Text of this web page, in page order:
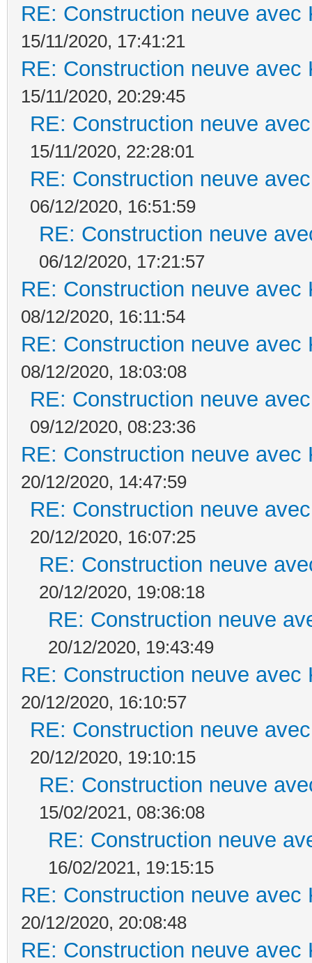
RE: Construction neuve avec
15/11/2020, 17:41:21
RE: Construction neuve avec
15/11/2020, 20:29:45
RE: Construction neuve
15/11/2020, 22:28:01
RE: Construction neuve
06/12/2020, 16:51:59
RE: Construction neuve
06/12/2020, 17:21:57
RE: Construction neuve avec
08/12/2020, 16:11:54
RE: Construction neuve avec
08/12/2020, 18:03:08
RE: Construction neuve
09/12/2020, 08:23:36
RE: Construction neuve avec
20/12/2020, 14:47:59
RE: Construction neuve
20/12/2020, 16:07:25
RE: Construction neuve
20/12/2020, 19:08:18
RE: Construction neuve
20/12/2020, 19:43:49
RE: Construction neuve avec
20/12/2020, 16:10:57
RE: Construction neuve
20/12/2020, 19:10:15
RE: Construction neuve
15/02/2021, 08:36:08
RE: Construction neuve
16/02/2021, 19:15:15
RE: Construction neuve avec
20/12/2020, 20:08:48
RE: Construction neuve avec